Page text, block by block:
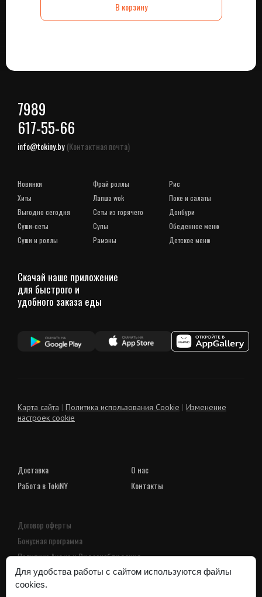
Для удобства работы с сайтом используются файлы
cookies.
В корзину
7989
617-55-66
info@tokiny.by (Контактная почта)
новинки
хиты
выгодно сегодня
суши-сеты
суши и роллы
фрай роллы
лапша wok
сеты из горячего
супы
рамэны
рис
поке и салаты
донбури
обеденное меню
детское меню
Скачай наше приложение
для быстрого и
удобного заказа еды
Карта сайта | Политика использования Cookie | Изменение
настроек cookie
Доставка
Работа в TokiNY
О нас
Контакты
Договор оферты
Бонусная программа
Политика Аудио и Видеонаблюдения
Пользовательское соглашение
Политика конфиденциальности